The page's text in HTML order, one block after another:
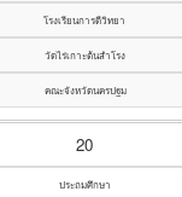
โรงเรียนการดีวิทยา
วัดไร่เกาะต้นสำโรง
คณะจังหวัดนครปฐม
20
ประถมศึกษา